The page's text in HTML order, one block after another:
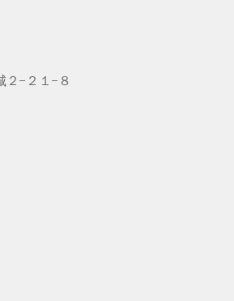
−２１−８